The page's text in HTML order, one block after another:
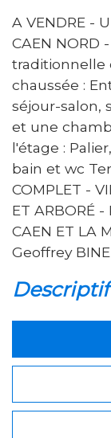
A VENDRE -
CAEN NORD
traditionnelle
chaussée :
séjour-salon,
et une
l'étage :
bain et wc
COMPLET -
ET ARBORÉ -
CAEN ET LA
Geoffrey